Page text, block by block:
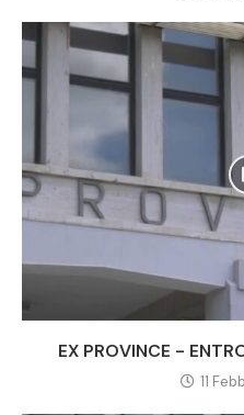
EX PROVINCE -
11